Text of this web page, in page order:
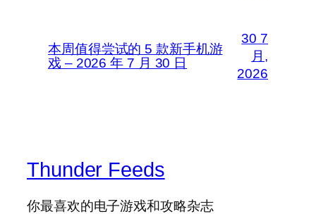
本周值得尝试的 5 款新手机游
戏 – 2026 年 7 月 30 日
30 7
月,
2026
Thunder Feeds
你最喜欢的电子游戏和攻略杂志